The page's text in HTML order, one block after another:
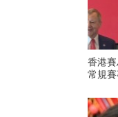
香港
常規